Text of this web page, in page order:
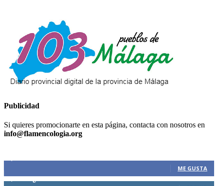
Publicidad
Si quieres promocionarte en esta página, contacta con nosotros en
info@flamencologia.org
ME GUSTA